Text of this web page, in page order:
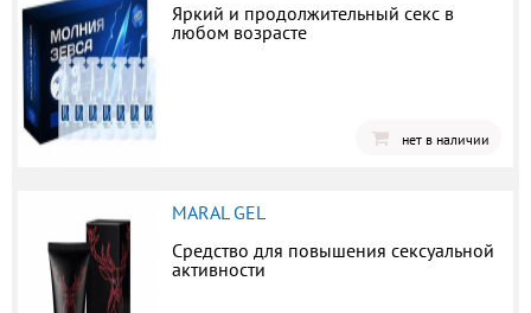
Яркий и продолжительный секс в
любом возрасте
нет в наличии
MARAL GEL
Средство для повышения сексуальной
активности